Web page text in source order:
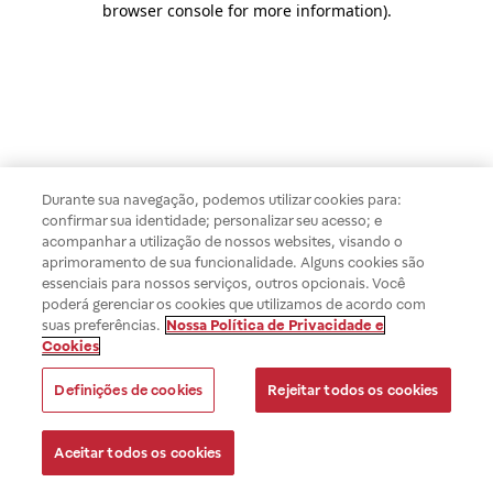
browser console for more information).
Durante sua navegação, podemos utilizar cookies para:
confirmar sua identidade; personalizar seu acesso; e
acompanhar a utilização de nossos websites, visando o
aprimoramento de sua funcionalidade. Alguns cookies são
essenciais para nossos serviços, outros opcionais. Você
poderá gerenciar os cookies que utilizamos de acordo com
suas preferências. Nossa Política de Privacidade e
Cookies
Definições de cookies Rejeitar todos os cookies
Aceitar todos os cookies